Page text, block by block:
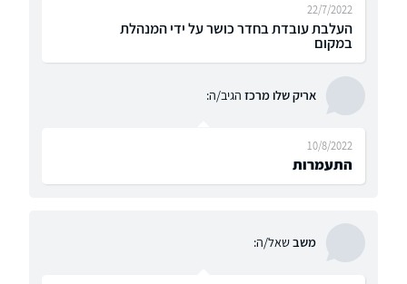
העלבת עובדת בחדר כושר על ידי המנהלת
במקום
22/7/2022
אריק שלו מרכז הגיב/ה:
התעמרות
10/8/2022
משבשאל/ה: